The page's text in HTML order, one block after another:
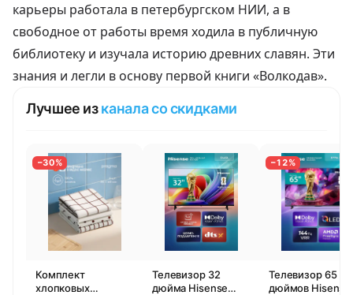
карьеры работала в петербургском НИИ, а в
свободное от работы время ходила в публичную
библиотеку и изучала историю древних славян. Эти
знания и легли в основу первой книги «Волкодав».
Лучшее изканала со скидками
−30%
Комплект
хлопковых
Телевизор 32
дюйма Hisense
−12%
Телевизор 65
дюймов Hisense